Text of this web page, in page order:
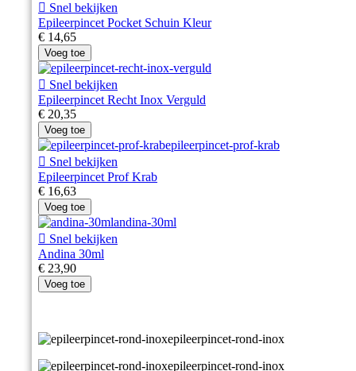
 Snel bekijken
Epileerpincet Pocket Schuin Kleur
€ 14,65
Voeg toe
 Snel bekijken
Epileerpincet Recht Inox Verguld
€ 20,35
Voeg toe
 Snel bekijken
Epileerpincet Prof Krab
€ 16,63
Voeg toe
 Snel bekijken
Andina 30ml
€ 23,90
Voeg toe